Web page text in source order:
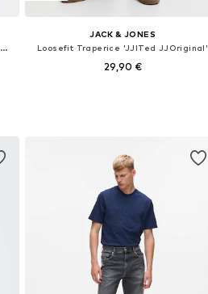
Loosefit Traperice '568 LOOSE STRT DBL KNEE'
JACK & JONES
Loosefit Traperice 'JJITed JJOriginal'
29,90 €